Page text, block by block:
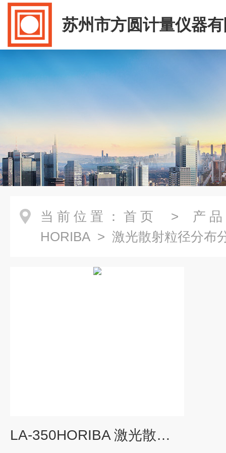
苏州市方圆计量仪器
当前位置： 首页 > 产
HORIBA > 激光散射粒径分布
LA-350HORIBA 激光散射粒径分布分析仪